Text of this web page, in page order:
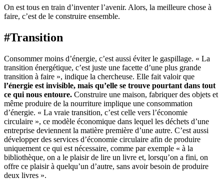
On est tous en train d’inventer l’avenir. Alors, la meilleure chose à
faire, c’est de le construire ensemble.
#Transition
Consommer moins d’énergie, c’est aussi éviter le gaspillage. « La
transition énergétique, c’est juste une facette d’une plus grande
transition à faire », indique la chercheuse. Elle fait valoir que
l’énergie est invisible, mais qu’elle se trouve pourtant dans tout
ce qui nous entoure. Construire une maison, fabriquer des objets et
même produire de la nourriture implique une consommation
d’énergie. « La vraie transition, c’est celle vers l’économie
circulaire », ce modèle économique dans lequel les déchets d’une
entreprise deviennent la matière première d’une autre. C’est aussi
développer des services d’économie circulaire afin de produire
uniquement ce qui est nécessaire, comme par exemple « à la
bibliothèque, on a le plaisir de lire un livre et, lorsqu’on a fini, on
offre ce plaisir à quelqu’un d’autre, sans avoir besoin de produire
deux livres ».